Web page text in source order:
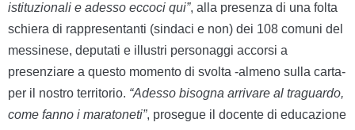
istituzionali e adesso eccoci qui”, alla presenza di una folta
schiera di rappresentanti (sindaci e non) dei 108 comuni del
messinese, deputati e illustri personaggi accorsi a
presenziare a questo momento di svolta -almeno sulla carta-
per il nostro territorio. “Adesso bisogna arrivare al traguardo,
come fanno i maratoneti”, prosegue il docente di educazione